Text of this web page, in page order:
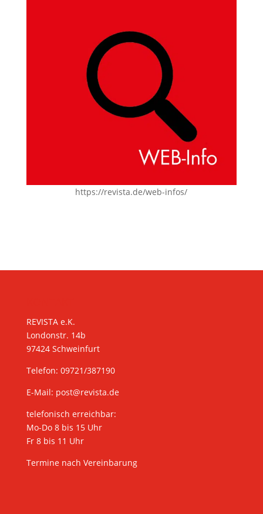
https://revista.de/web-infos/
REVISTA e.K.
Londonstr. 14b
97424 Schweinfurt
Telefon: 09721/387190
E-Mail: post@revista.de
telefonisch erreichbar:
Mo-Do 8 bis 15 Uhr
Fr 8 bis 11 Uhr
Termine nach Vereinbarung